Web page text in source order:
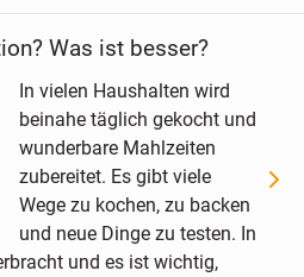
Was ist besser?
In vielen Haushalten wird
beinahe täglich gekocht und
wunderbare Mahlzeiten
zubereitet. Es gibt viele
Wege zu kochen, zu backen
und neue Dinge zu testen. In
und es ist wichtig,